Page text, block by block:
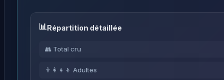
Répartition détaillée
👥 Total cru
👨‍👩‍👧‍👦 Adultes